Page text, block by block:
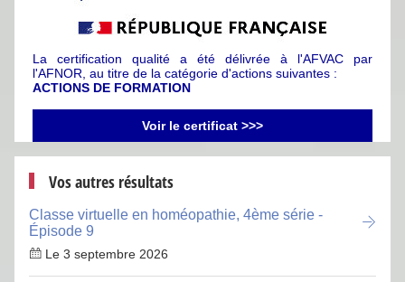
La certification qualité a été délivrée à l'AFVAC par
l'AFNOR, au titre de la catégorie d'actions suivantes :
ACTIONS DE FORMATION
Voir le certificat >>>
Vos autres résultats
Classe virtuelle en homéopathie, 4ème série -
Épisode 9
Le 3 septembre 2026